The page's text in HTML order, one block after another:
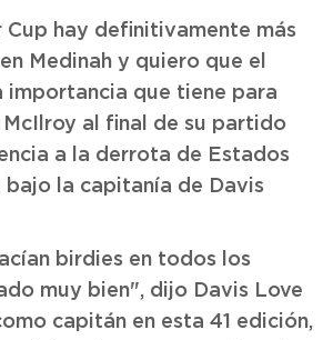
Cup hay definitivamente más
Medinah y quiero que el
importancia que tiene para
al final de su partido
a la derrota de Estados
bajo la capitanía de Davis
birdies en todos los
muy bien", dijo Davis Love
capitán en esta 41 edición,